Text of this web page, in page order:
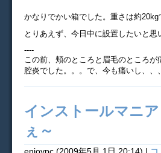
かなりでかい箱でした。重さは約
とりあえず、今日中に設置したいと思
----
この前、頬のところと眉毛のところ
腔炎でした。。。で、今も痛いし、
インストールマニ
ぇ～